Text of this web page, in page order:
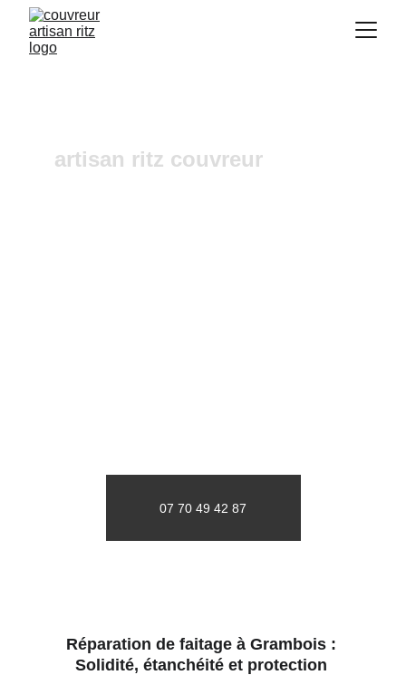
artisan ritz couvreur
07 70 49 42 87
Réparation de faitage à Grambois :
Solidité, étanchéité et protection